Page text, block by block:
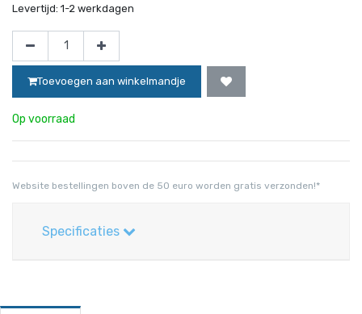
Levertijd: 1-2 werkdagen
Toevoegen aan winkelmandje
Op voorraad
Website bestellingen boven de 50 euro worden gratis verzonden!*
Specificaties